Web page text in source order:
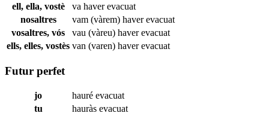
ell, ella, vostè
va haverevacuat
nosaltres
vam (vàrem) haverevacuat
vosaltres, vós
vau (vàreu) haverevacuat
ells, elles, vostès van (varen) haverevacuat
Futur perfet
jo hauré evacuat
tu
hauràs evacuat